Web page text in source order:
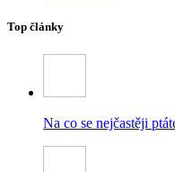
Top články
Na co se nejčastěji